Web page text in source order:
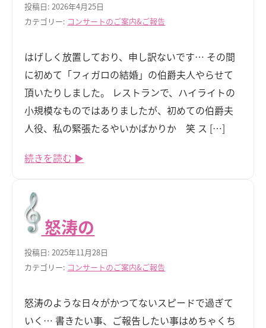
投稿日: 2026年4月25日
カテゴリー: コンサートのご案内&ご報告
はげしく放置しており、申し訳ないです… その間
に初めて「フィガロの結婚」の伯爵夫人やらせて
頂いたりしました。 レストランで、ハイライトの
小規模なものではありましたが、初めての伯爵夫
人役、私の緊張たるやいかばかりか 笑 ス […]
続きを読む ▶
怒涛の
投稿日: 2025年11月28日
カテゴリー: コンサートのご案内&ご報告
怒涛のような日々がかつてないスピードで過ぎて
いく… 書きたい事、ご報告したい事はめちゃくち